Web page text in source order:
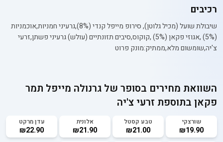
רכיבים
שיבולת שועל (מכיל גלוטן), סירופ מייפל קנדי (8%),גרעיני חמניות,אוכמניות
(5%) ,אגוזי פקאן (5%) ,קוקוס,סיבים תזונתיים (עולש) גרעיני פשתן,זרעי
צ'יה,שומשום מלא,ממתיק:מונק פרוט
השוואת מחירים בסופר של גרנולה מייפל תמר
פקאן בתוספת זרעי צ'יה
שורצקי
₪19.90
טבע קסטל
₪21.00
אלונית
₪21.90
עדן מרקט
₪22.90